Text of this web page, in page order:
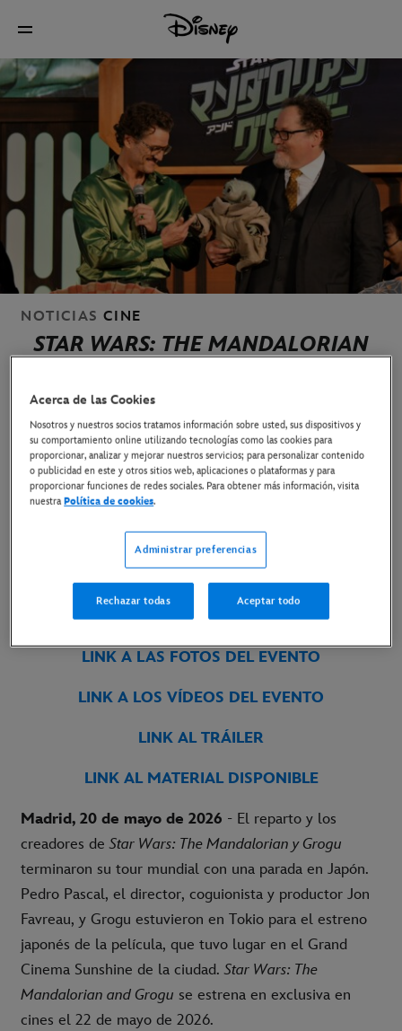
NOTICIAS CINE
STAR WARS: THE MANDALORIAN
CONCLUYE EN TOKIO
26 de mayo de 2026
PEDRO PASCAL, JON FAVREAU Y GROGU
CONCLUYEN EL TOUR GLOBAL DE
THE MANDALORIAN AND GROGU
ESTRENO SOLO EN CINES ESTE JUEVES 21 DE
MAYO
LINK A LAS FOTOS DEL EVENTO
LINK A LOS VÍDEOS DEL EVENTO
LINK AL TRÁILER
LINK AL MATERIAL DISPONIBLE
Madrid, 20 de mayo de 2026 - El reparto y los
creadores deStar Wars: The Mandalorian y Grogu
terminaron su tour mundial con una parada en Japón.
Pedro Pascal, el director, coguionista y productor Jon
Favreau, y Grogu estuvieron en Tokio para el estreno
japonés de la película, que tuvo lugar en el Grand
Cinema Sunshine de la ciudad.Star Wars: The
Mandalorian and Grogu se estrena en exclusiva en
cines el 22 de mayo de 2026.
Acerca de las Cookies
Nosotros y nuestros socios tratamos información sobre usted, sus dispositivos y
su comportamiento online utilizando tecnologías como las cookies para
proporcionar, analizar y mejorar nuestros servicios; para personalizar contenido
o publicidad en este y otros sitios web, aplicaciones o plataformas y para
proporcionar funciones de redes sociales. Para obtener más información, visita
nuestraPolítica de cookies.
Administrar preferencias
Rechazar todas Aceptar todo